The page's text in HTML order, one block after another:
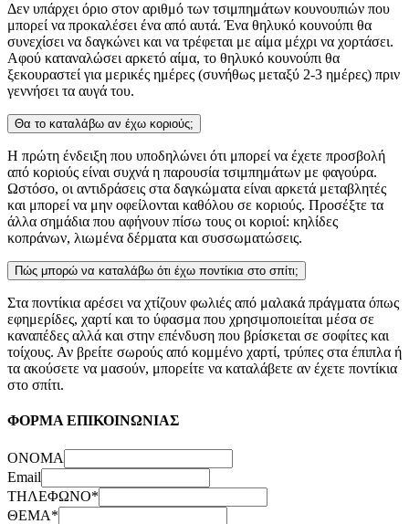
Δεν υπάρχει όριο στον αριθμό των τσιμπημάτων κουνουπιών που
μπορεί να προκαλέσει ένα από αυτά. Ένα θηλυκό κουνούπι θα
συνεχίσει να δαγκώνει και να τρέφεται με αίμα μέχρι να χορτάσει.
Αφού καταναλώσει αρκετό αίμα, το θηλυκό κουνούπι θα
ξεκουραστεί για μερικές ημέρες (συνήθως μεταξύ 2-3 ημέρες) πριν
γεννήσει τα αυγά του.
Θα το καταλάβω αν έχω κοριούς;
Η πρώτη ένδειξη που υποδηλώνει ότι μπορεί να έχετε προσβολή
από κοριούς είναι συχνά η παρουσία τσιμπημάτων με φαγούρα.
Ωστόσο, οι αντιδράσεις στα δαγκώματα είναι αρκετά μεταβλητές
και μπορεί να μην οφείλονται καθόλου σε κοριούς. Προσέξτε τα
άλλα σημάδια που αφήνουν πίσω τους οι κοριοί: κηλίδες
κοπράνων, λιωμένα δέρματα και συσσωματώσεις.
Πώς μπορώ να καταλάβω ότι έχω ποντίκια στο σπίτι;
Στα ποντίκια αρέσει να χτίζουν φωλιές από μαλακά πράγματα όπως
εφημερίδες, χαρτί και το ύφασμα που χρησιμοποιείται μέσα σε
καναπέδες αλλά και στην επένδυση που βρίσκεται σε σοφίτες και
τοίχους. Αν βρείτε σωρούς από κομμένο χαρτί, τρύπες στα έπιπλα ή
τα ακούσετε να μασούν, μπορείτε να καταλάβετε αν έχετε ποντίκια
στο σπίτι.
ΦΟΡΜΑ ΕΠΙΚΟΙΝΩΝΙΑΣ
ΟΝΟΜΑ
Email
ΤΗΛΕΦΩΝΟ*
ΘΕΜΑ*